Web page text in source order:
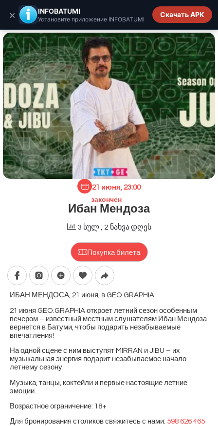
INFOBATUMI.GE
21 июня, 23:00
закончен
Ибан Мендоза
3 სულ , 2 ნახვა დღეს
Покупка билета
ИБАН МЕНДОСА, 21 июня, в GEO.GRAPHIA
21 июня GEO.GRAPHIA откроет летний сезон особенным
вечером – известный местным слушателям Ибан Мендоза
вернется в Батуми, чтобы подарить незабываемые
впечатления!
На одной сцене с ним выступят MIRRAN и JIBU – их
музыкальная энергия подарит незабываемое начало
летнему сезону.
Музыка, танцы, коктейли и первые настоящие летние
эмоции.
Возрастное ограничение: 18+
Для бронирования столиков свяжитесь с нами: 598 626 465
× INFOBATUMI
Установите приложение INFOBATUMI
Скачать APK